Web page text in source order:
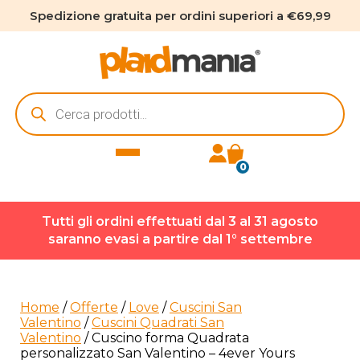
Spedizione gratuita per ordini superiori a €69,99
Ricerca
prodotti
0
Tutti gli ordini effettuati dal 3 al 31 agosto
saranno evasi a partire dal 1° settembre
Home /Offerte / Love /Cuscini San
Valentino /Cuscini Quadrati San
Valentino / Cuscino forma Quadrata
personalizzato San Valentino – 4ever Yours